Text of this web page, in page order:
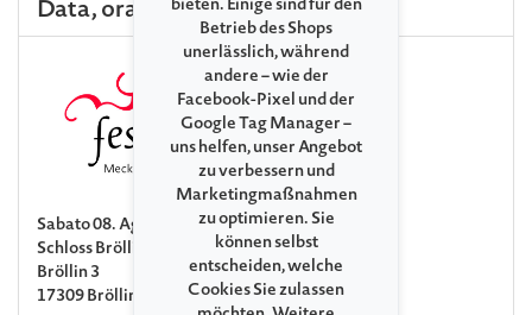
Data, ora e luogo
Sabato 08. Agosto 2026 00:00
Schloss Bröllin
Bröllin 3
17309 Bröllin (bei Fahrenwalde)
bieten. Einige sind für den
Betrieb des Shops
unerlässlich, während
andere – wie der
Facebook-Pixel und der
Google Tag Manager –
uns helfen, unser Angebot
zu verbessern und
Marketingmaßnahmen
zu optimieren. Sie
können selbst
entscheiden, welche
Cookies Sie zulassen